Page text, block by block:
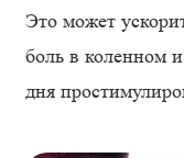
Это может
боль в коленном
дня